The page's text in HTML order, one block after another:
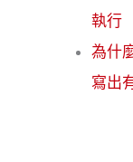
執行
為什
寫出